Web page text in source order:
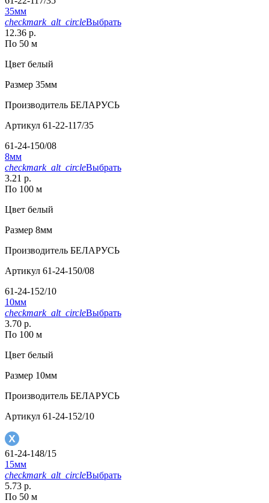
35мм
checkmark_alt_circleВыбрать
12.36 р.
По 50 м
Цвет белый
Размер 35мм
Производитель БЕЛАРУСЬ
Артикул 61-22-117/35
61-24-150/08
8мм
checkmark_alt_circleВыбрать
3.21 р.
По 100 м
Цвет белый
Размер 8мм
Производитель БЕЛАРУСЬ
Артикул 61-24-150/08
61-24-152/10
10мм
checkmark_alt_circleВыбрать
3.70 р.
По 100 м
Цвет белый
Размер 10мм
Производитель БЕЛАРУСЬ
Артикул 61-24-152/10
61-24-148/15
15мм
checkmark_alt_circleВыбрать
5.73 р.
По 50 м